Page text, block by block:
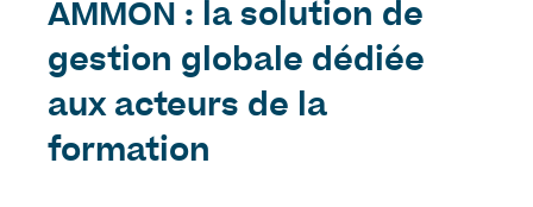
AMMON : la solution de
gestion globale dédiée
aux acteurs de la
formation